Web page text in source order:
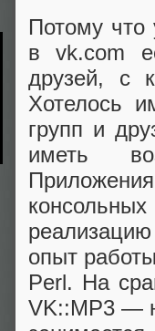
Потому что
в vk.com
друзей, с
Хотелось
групп и
иметь
опыт
Perl. На
VK::MP3 —